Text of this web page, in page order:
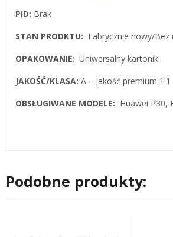
PID: Brak
STAN PRODKTU: Fabrycznie nowy/Bez
OPAKOWANIE: Uniwersalny kartonik
JAKOŚĆ/KLASA: A – jakość premium 1:1
OBSŁUGIWANE MODELE: Huawei P30,
Podobne produkty: